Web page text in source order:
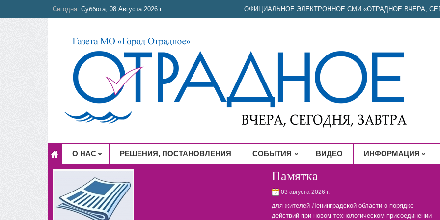
Сегодня: Суббота, 08 Августа 2026 г. ОФИЦИАЛЬНОЕ ЭЛЕКТРОННОЕ СМИ «ОТРАДНОЕ ВЧЕРА,
О НАС РЕШЕНИЯ, ПОСТАНОВЛЕНИЯ СОБЫТИЯ ВИДЕО ИНФОРМАЦИЯ
Памятка
03 августа 2026 г.
для жителей Ленинградской области о порядке
действий при новом технологическом присоединении